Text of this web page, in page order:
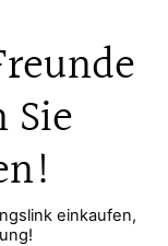
einkaufen,